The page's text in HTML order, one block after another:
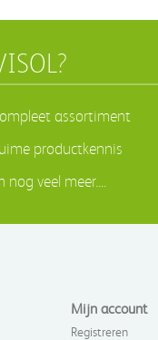
assortiment
productkennis
nog veel meer....
Mijn account
Registreren